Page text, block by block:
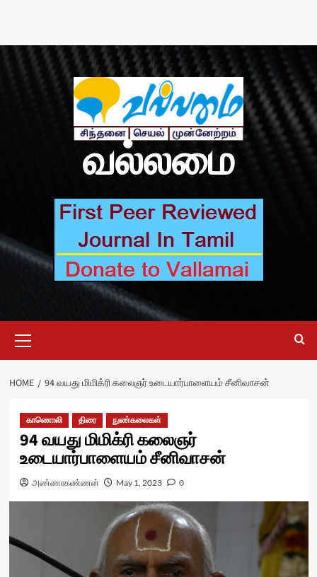
வல்லமை
Menu
HOME 94 வயது மிமிக்ரி கலைஞர் உடையார்பாளையம் சீனிவாசன்
காணொலி திரை நுண்கலைகள்
94 வயது மிமிக்ரி கலைஞர்
உடையார்பாளையம் சீனிவாசன்
அண்ணாகண்ணன் May 1, 2023 0